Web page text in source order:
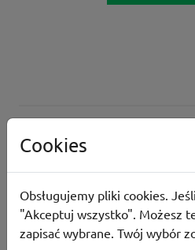
Cookies
Obsługujemy pliki cookies.
"Akceptuj wszystko". Możesz
zapisać wybrane. Twój wybór